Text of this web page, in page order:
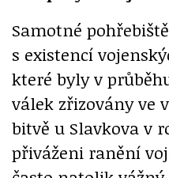
Samotné
s existencí
které byly v
válek zřizovány ve
bitvě u Slavkova v
přiváženi ranění